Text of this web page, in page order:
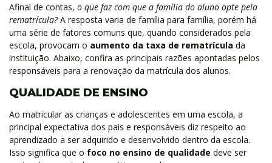
Afinal de contas, o que faz com que a família do aluno opte pela
rematrícula?A resposta varia de família para família, porém há
uma série de fatores comuns que, quando considerados pela
escola, provocam o aumento da taxa de rematrícula da
instituição. Abaixo, confira as principais razões apontadas pelos
responsáveis para a renovação da matrícula dos alunos.
QUALIDADE DE ENSINO
Ao matricular as crianças e adolescentes em uma escola, a
principal expectativa dos pais e responsáveis diz respeito ao
aprendizado a ser adquirido e desenvolvido dentro da escola.
Isso significa que o foco no ensino de qualidade deve ser